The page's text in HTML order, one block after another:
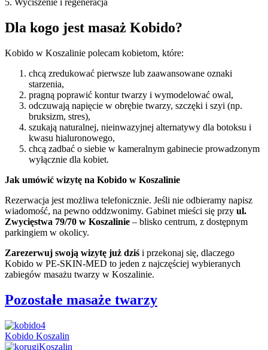
5. Wyciszenie i regeneracja
Dla kogo jest masaż Kobido?
Kobido w Koszalinie polecam kobietom, które:
chcą zredukować pierwsze lub zaawansowane oznaki
starzenia,
pragną poprawić kontur twarzy i wymodelować owal,
odczuwają napięcie w obrębie twarzy, szczęki i szyi (np.
bruksizm, stres),
szukają naturalnej, nieinwazyjnej alternatywy dla botoksu i
kwasu hialuronowego,
chcą zadbać o siebie w kameralnym gabinecie prowadzonym
wyłącznie dla kobiet.
Jak umówić wizytę na Kobido w Koszalinie
Rezerwacja jest możliwa telefonicznie. Jeśli nie odbieramy napisz
wiadomość, na pewno oddzwonimy. Gabinet mieści się przy ul.
Zwycięstwa 79/70 w Koszalinie – blisko centrum, z dostępnym
parkingiem w okolicy.
Zarezerwuj swoją wizytę już dziś i przekonaj się, dlaczego
Kobido w PE-SKIN-MED to jeden z najczęściej wybieranych
zabiegów masażu twarzy w Koszalinie.
Pozostałe masaże twarzy
Kobido Koszalin